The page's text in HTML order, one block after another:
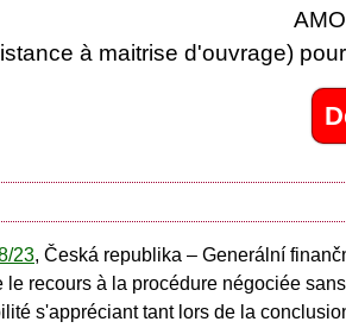
à maitrise d'ouvrage)
23, Česká republika – Generální
le recours à la procédure négociée
s'appréciant tant lors de la